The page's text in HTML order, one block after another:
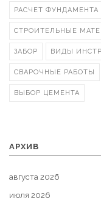
РАСЧЕТ ФУНДАМЕНТА
СТРОИТЕЛЬНЫЕ
ЗАБОР ВИДЫ
СВАРОЧНЫЕ РАБОТЫ
ВЫБОР ЦЕМЕНТА
АРХИВ
августа 2026
июля 2026